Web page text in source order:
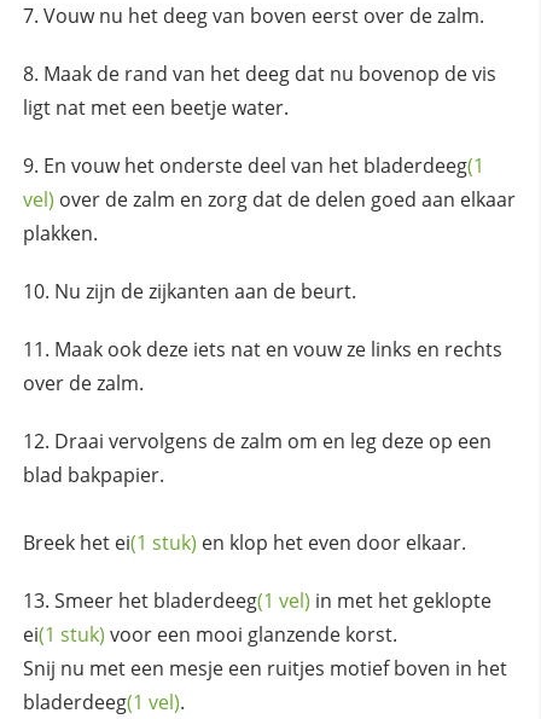
Vouw nu het deeg van boven eerst over de zalm.
Maak de rand van het deeg dat nu bovenop de vis
ligt nat met een beetje water.
En vouw het onderste deel van het bladerdeeg(1
vel) over de zalm en zorg dat de delen goed aan elkaar
plakken.
Nu zijn de zijkanten aan de beurt.
Maak ook deze iets nat en vouw ze links en rechts
over de zalm.
Draai vervolgens de zalm om en leg deze op een
blad bakpapier.
Breek het ei(1 stuk) en klop het even door elkaar.
Smeer het bladerdeeg(1 vel) in met het geklopte
ei(1 stuk) voor een mooi glanzende korst.
Snij nu met een mesje een ruitjes motief boven in het
bladerdeeg(1 vel).